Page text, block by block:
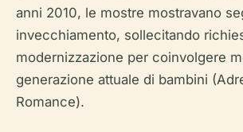
anni 2010, le mostre mostravano
invecchiamento, sollecitando
modernizzazione per coinvolgere
generazione attuale di bambini
Romance).